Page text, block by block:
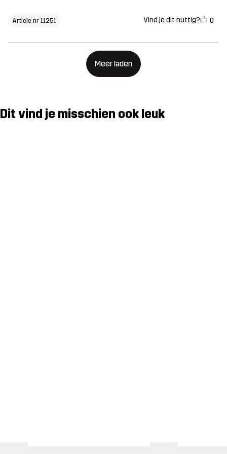
Article nr 11251 Vind je dit nuttig? 0
Meer laden
Dit vind je misschien ook leuk